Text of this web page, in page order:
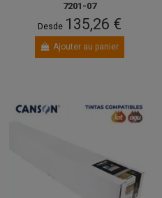
7201-07
Desde 135,26 €
Ajouter au panier